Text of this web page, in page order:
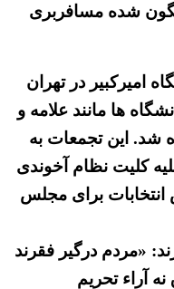
شده مسافربری
امیرکبیر در تهران
ها مانند علامه و
شد. این تجمعات به
کلیت نظام آخوندی
انتخابات برای مجلس
«مردم درگیر فقرند
آراء تحریم